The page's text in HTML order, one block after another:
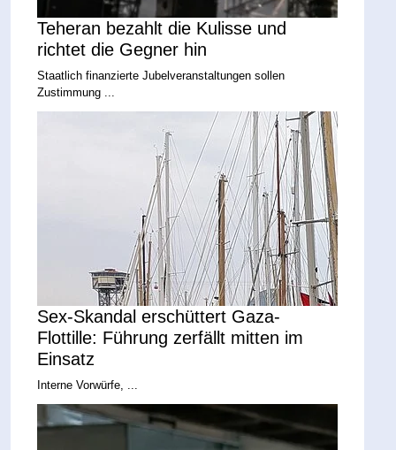
Teheran bezahlt die Kulisse und
richtet die Gegner hin
Staatlich finanzierte Jubelveranstaltungen sollen
Zustimmung ...
Sex-Skandal erschüttert Gaza-
Flottille: Führung zerfällt mitten im
Einsatz
Interne Vorwürfe, ...